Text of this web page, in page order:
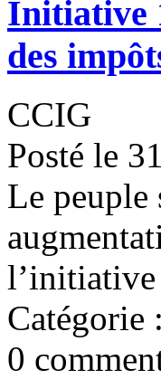
Initiative
des
CCIG
Posté le
Le peuple
Catégorie
0